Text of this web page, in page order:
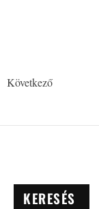
Következő
KERESÉS